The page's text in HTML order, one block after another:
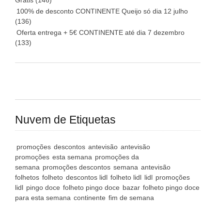
100% de desconto CONTINENTE Queijo só dia 12 julho
(136)
Oferta entrega + 5€ CONTINENTE até dia 7 dezembro
(133)
Nuvem de Etiquetas
promoções descontos antevisão antevisão
promoções esta semana promoções da
semana promoções descontos semana antevisão
folhetos folheto descontos lidl folheto lidl lidl promoções
lidl pingo doce folheto pingo doce bazar folheto pingo doce
para esta semana continente fim de semana